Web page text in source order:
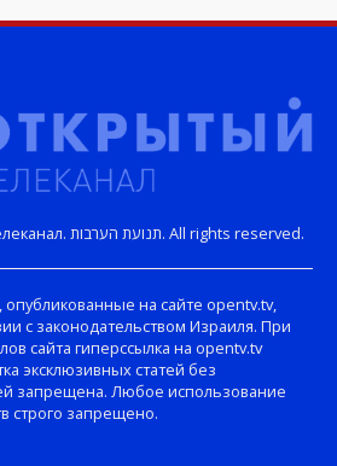
Copyright © Открытый телеканал. תנועת הערבות. All rights reserved.
на сайте opentv.tv,
с законодательством Израиля. При
сайта гиперссылка на opentv.tv
эксклюзивных статей без
запрещена. Любое использование
строго запрещено.